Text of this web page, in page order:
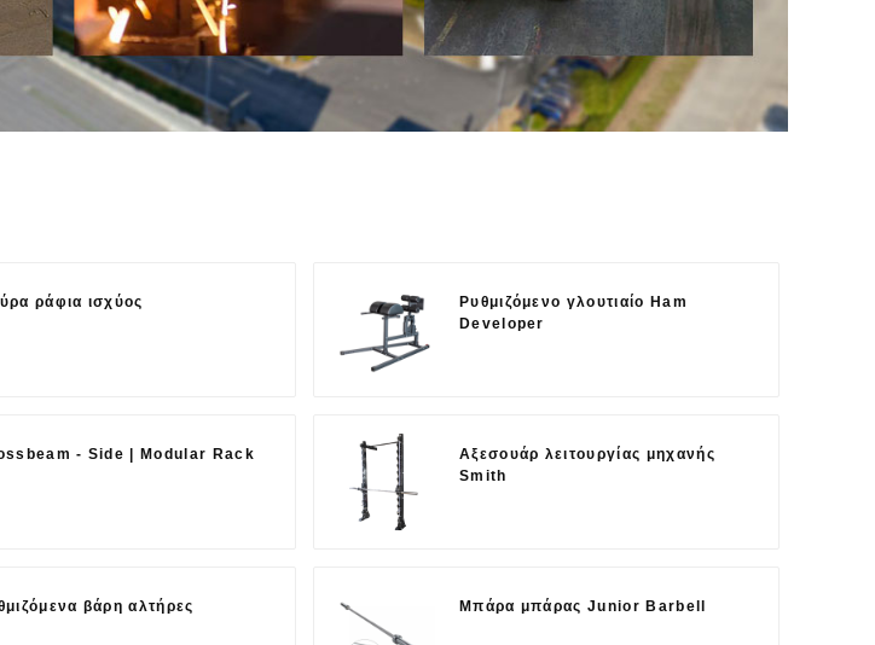
ράφια ισχύος
Ρυθμιζόμενο γλουτιαίο Ham
Developer
- Side | Modular Rack
Αξεσουάρ λειτουργίας μηχανής
Smith
βάρη αλτήρες Μπάρα μπάρας Junior Barbell